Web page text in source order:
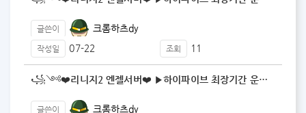
글쓴이 크롬하츠dy
작성일 07-22 조회 11
꧁༺❤️리니지2 엔젤서버❤️ ▶️하이파이브 최장기간 운…
글쓴이 크롬하츠dy